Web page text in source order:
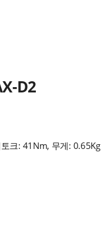
D2
크: 41Nm, 무게: 0.65Kg